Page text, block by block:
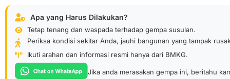
Apa yang Harus Dilakukan?
Tetap tenang dan waspada terhadap gempa susulan.
Periksa kondisi sekitar Anda, jauhi bangunan yang tampak
Ikuti arahan dan informasi resmi hanya dari BMKG.
Jika anda merasakan gempa ini, beritahu